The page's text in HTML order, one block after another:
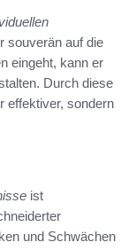
souverän auf die
eingeht, kann er
Durch diese
effektiver, sondern
ist
und Schwächen